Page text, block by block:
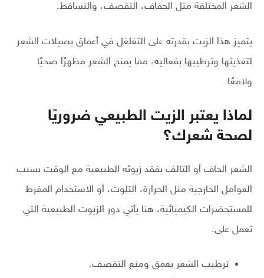
الشعر المختلفة مثل الجفاف، التقصف، والتساقط.
يتميز هذا الزيت بقدرته على التغلغل في أعماق بصيلات الشعر
لتغذيتها وترطيبها بفعالية، مما يمنح الشعر مظهرًا صحيًا
ولامعًا.
لماذا يعتبر الزيت الطبيعي ضروريًا
لصحة شعرك؟
الشعر الجاف أو التالف يفقد زيوتَه الطبيعية مع الوقت بسبب
العوامل الخارجية مثل الحرارة، التلوث، أو الاستخدام المفرط
للمستحضرات الكيميائية، هنا يأتي دور الزيوت الطبيعية التي
تعمل على:
ترطيب الشعر بعمق ومنع التقصف.